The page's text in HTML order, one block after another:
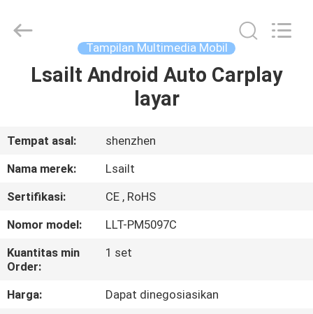
RUMAH
VIDEO
TENTANG
KAMI
TUR
PABRIK
Electron
Co.,Ltd.
Tampilan Multimedia Mobil
Lsailt Android Auto Carplay
layar
Tempat asal:
shenzhen
Nama merek:
Lsailt
Sertifikasi:
CE , RoHS
Nomor model:
LLT-PM5097C
Kuantitas min
Order:
1 set
Harga:
Dapat dinegosiasikan